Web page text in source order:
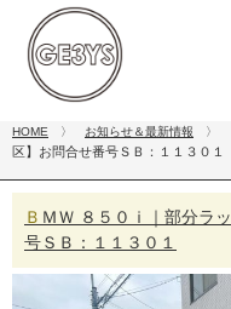
HOME 〉 お知らせ＆最新情報 〉
区】お問合せ番号ＳＢ：１１３０１
ＢＭＷ ８５０ｉ｜部分ラッピング施工【世田谷区】お問合せ番
号ＳＢ：１１３０１